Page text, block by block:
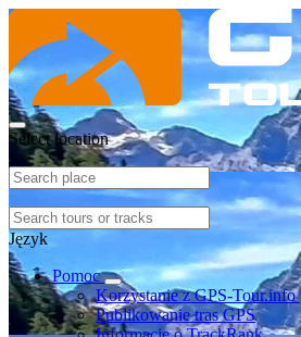
Select location
Język
Pomoc
Korzystanie z GPS-Tour.info
Publikowanie tras GPS